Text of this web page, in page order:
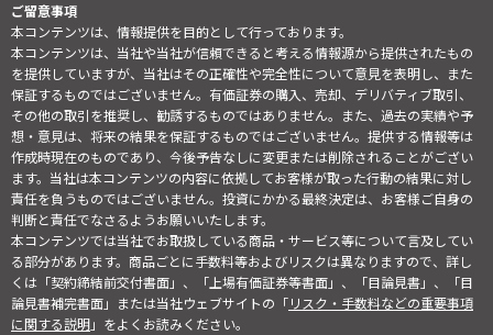
ご留意事項
本コンテンツは、情報提供を目的として行っております。
本コンテンツは、当社や当社が信頼できると考える情報源から提供されたもの
を提供していますが、当社はその正確性や完全性について意見を表明し、また
保証するものではございません。有価証券の購入、売却、デリバティブ取引、
その他の取引を推奨し、勧誘するものではありません。また、過去の実績や予
想・意見は、将来の結果を保証するものではございません。提供する情報等は
作成時現在のものであり、今後予告なしに変更または削除されることがござい
ます。当社は本コンテンツの内容に依拠してお客様が取った行動の結果に対し
責任を負うものではございません。投資にかかる最終決定は、お客様ご自身の
判断と責任でなさるようお願いいたします。
本コンテンツでは当社でお取扱している商品・サービス等について言及してい
る部分があります。商品ごとに手数料等およびリスクは異なりますので、詳し
くは「契約締結前交付書面」、「上場有価証券等書面」、「目論見書」、「目
論見書補完書面」または当社ウェブサイトの「リスク・手数料などの重要事項
に関する説明」をよくお読みください。